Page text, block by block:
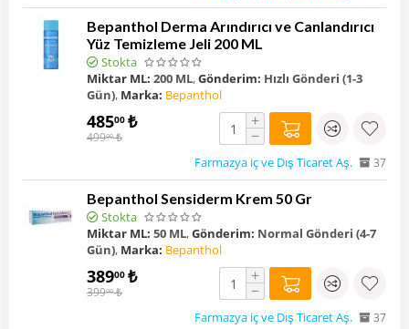
Bepanthol Derma Arındırıcı ve Canlandırıcı
Yüz Temizleme Jeli 200 ML
Stokta
Miktar ML: 200 ML,Gönderim: Hızlı Gönderi (1-3
Gün), Marka: Bepanthol
48500 ₺
49900 ₺
+
−
Farmazya iç ve Dış Ticaret Aş. 37
Bepanthol Sensiderm Krem 50 Gr
Stokta
Miktar ML: 50 ML,Gönderim: Normal Gönderi (4-7
Gün), Marka: Bepanthol
38900 ₺
39900 ₺
+
−
Farmazya iç ve Dış Ticaret Aş. 37